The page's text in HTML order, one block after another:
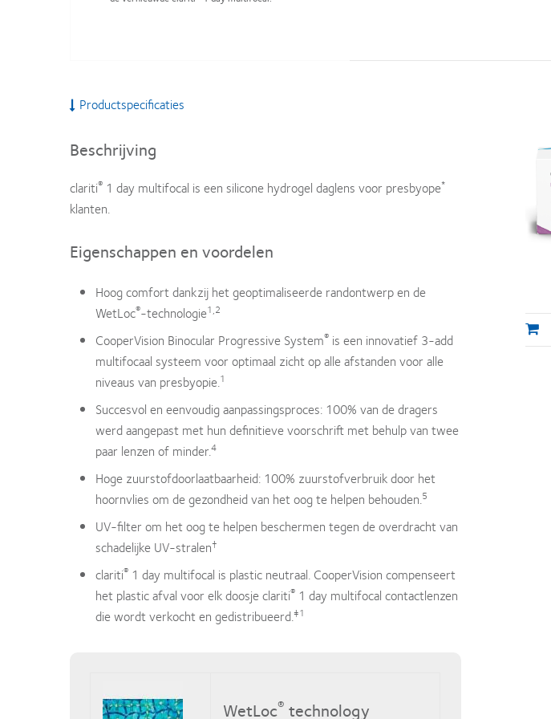
Productspecificaties
Beschrijving
clariti® 1 day multifocal is een silicone hydrogel daglens voor presbyope*
klanten.
Eigenschappen en voordelen
Hoog comfort dankzij het geoptimaliseerde randontwerp en de
WetLoc®-technologie1,2
CooperVision Binocular Progressive System® is een innovatief 3-add
multifocaal systeem voor optimaal zicht op alle afstanden voor alle
niveaus van presbyopie.1
Succesvol en eenvoudig aanpassingsproces: 100% van de dragers
werd aangepast met hun definitieve voorschrift met behulp van twee
paar lenzen of minder.4
Hoge zuurstofdoorlaatbaarheid: 100% zuurstofverbruik door het
hoornvlies om de gezondheid van het oog te helpen behouden.5
UV-filter om het oog te helpen beschermen tegen de overdracht van
schadelijke UV-stralen†
clariti® 1 day multifocal is plastic neutraal. CooperVision compenseert
het plastic afval voor elk doosje clariti® 1 day multifocal contactlenzen
die wordt verkocht en gedistribueerd.‡1
WetLoc® technology